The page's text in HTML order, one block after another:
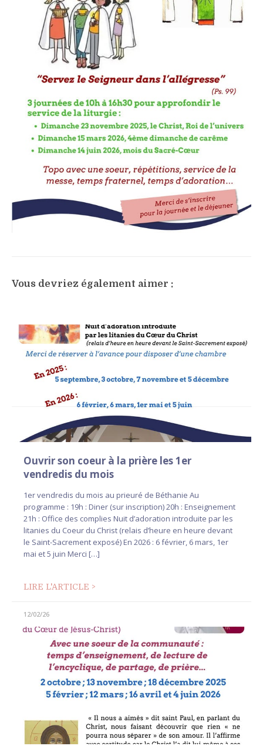
Vous devriez également aimer :
Ouvrir son coeur à la prière les 1er
vendredis du mois
1er vendredis du mois au prieuré de Béthanie Au
programme : 19h : Diner (sur inscription) 20h : Enseignement
21h : Office des complies Nuit d’adoration introduite par les
litanies du Coeur du Christ (relais d’heure en heure devant
le Saint-Sacrement exposé) En 2026 : 6 février, 6 mars, 1er
mai et 5 juin Merci […]
LIRE L'ARTICLE >
12/02/26